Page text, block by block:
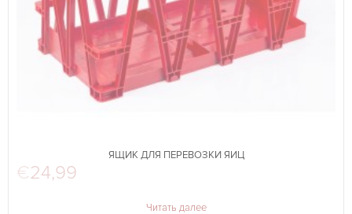
ЯЩИК ДЛЯ ПЕРЕВОЗКИ ЯИЦ
€24,99
Читать далее